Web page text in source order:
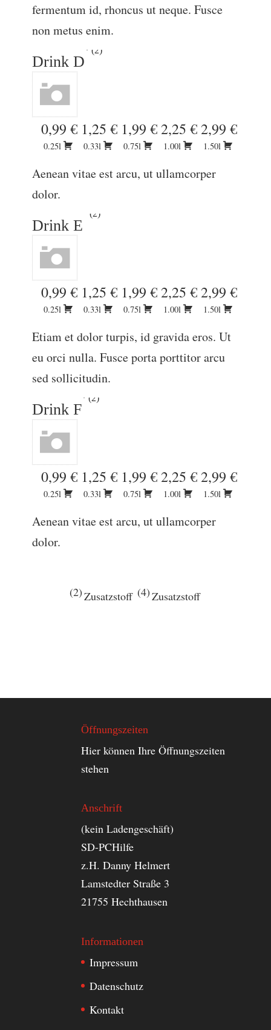
fermentum id, rhoncus ut neque. Fusce
non metus enim.
Drink D
2
0,99 €
0.25l
1,25 €
0.33l
1,99 €
0.75l
2,25 €
1.00l
2,99 €
1.50l
Aenean vitae est arcu, ut ullamcorper
dolor.
Drink E
2
0,99 €
0.25l
1,25 €
0.33l
1,99 €
0.75l
2,25 €
1.00l
2,99 €
1.50l
Etiam et dolor turpis, id gravida eros. Ut
eu orci nulla. Fusce porta porttitor arcu
sed sollicitudin.
Drink F
2
0,99 €
0.25l
1,25 €
0.33l
1,99 €
0.75l
2,25 €
1.00l
2,99 €
1.50l
Aenean vitae est arcu, ut ullamcorper
dolor.
2 Zusatzstoff 4 Zusatzstoff
Öffnungszeiten
Hier können Ihre Öffnungszeiten
stehen
Anschrift
(kein Ladengeschäft)
SD-PCHilfe
z.H. Danny Helmert
Lamstedter Straße 3
21755 Hechthausen
Informationen
Impressum
Datenschutz
Kontakt